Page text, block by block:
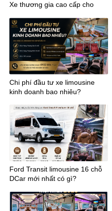
Xe thương gia cao cấp cho
Chi phí đầu tư xe limousine
kinh doanh bao nhiêu?
Ford Transit limousine 16 chỗ
DCar mới nhất có gì?